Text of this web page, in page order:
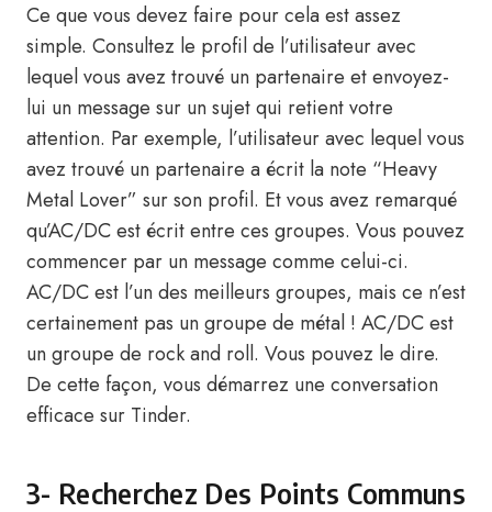
Ce que vous devez faire pour cela est assez
simple. Consultez le profil de l’utilisateur avec
lequel vous avez trouvé un partenaire et envoyez-
lui un message sur un sujet qui retient votre
attention. Par exemple, l’utilisateur avec lequel vous
avez trouvé un partenaire a écrit la note “Heavy
Metal Lover” sur son profil. Et vous avez remarqué
qu’AC/DC est écrit entre ces groupes. Vous pouvez
commencer par un message comme celui-ci.
AC/DC est l’un des meilleurs groupes, mais ce n’est
certainement pas un groupe de métal ! AC/DC est
un groupe de rock and roll. Vous pouvez le dire.
De cette façon, vous démarrez une conversation
efficace sur Tinder.
3- Recherchez Des Points Communs